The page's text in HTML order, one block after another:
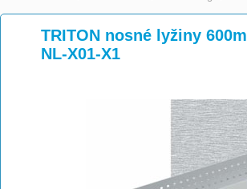
>
TRITON nosné lyžiny
NL-X01-X1